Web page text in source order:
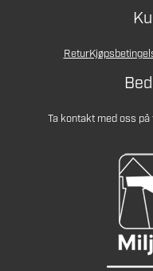
Retur
Ta kontakt med oss